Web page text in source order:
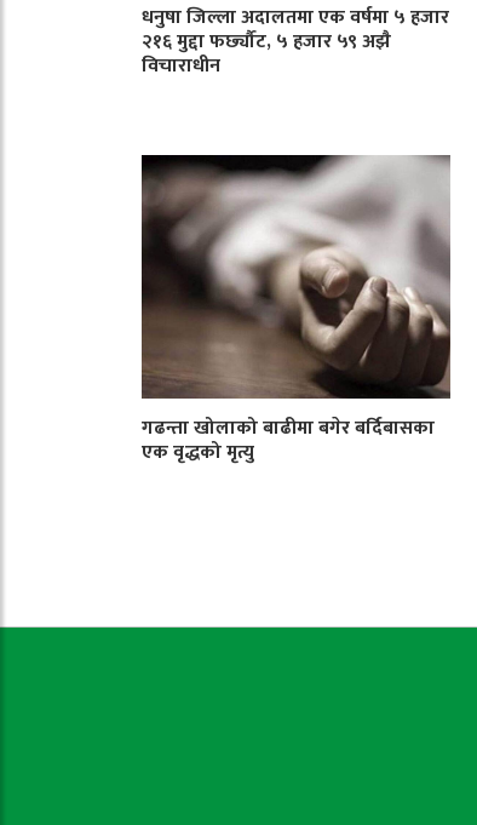
धनुषा जिल्ला अदालतमा एक वर्षमा ५ हजार
२१६ मुद्दा फर्छ्यौट, ५ हजार ५९ अझै
विचाराधीन
गढन्ता खोलाको बाढीमा बगेर बर्दिबासका
एक वृद्धको मृत्यु